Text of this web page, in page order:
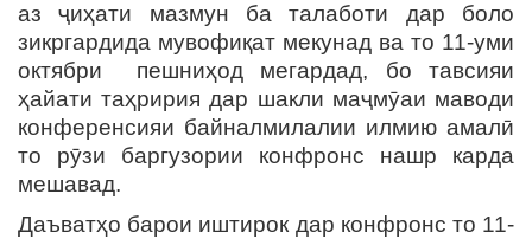
аз ҷиҳати мазмун ба талаботи дар боло
зикргардида мувофиқат мекунад ва то 11-уми
октябри пешниҳод мегардад, бо тавсияи
ҳайати таҳририя дар шакли маҷмӯаи маводи
конференсияи байналмилалии илмию амалӣ
то рӯзи баргузории конфронс нашр карда
мешавад.
Даъватҳо барои иштирок дар конфронс то 11-